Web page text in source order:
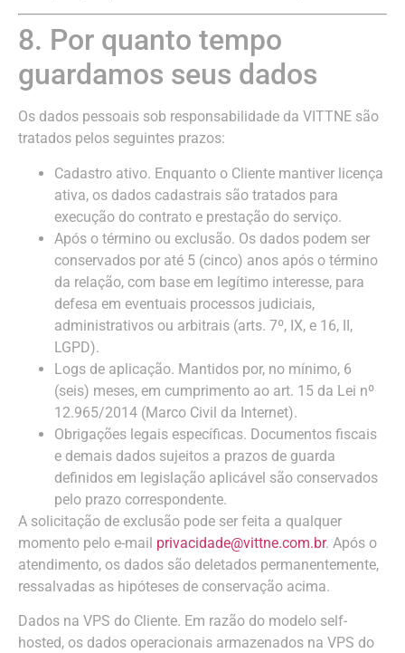
8. Por quanto tempo
guardamos seus dados
Os dados pessoais sob responsabilidade da VITTNE são
tratados pelos seguintes prazos:
Cadastro ativo. Enquanto o Cliente mantiver licença
ativa, os dados cadastrais são tratados para
execução do contrato e prestação do serviço.
Após o término ou exclusão. Os dados podem ser
conservados por até 5 (cinco) anos após o término
da relação, com base em legítimo interesse, para
defesa em eventuais processos judiciais,
administrativos ou arbitrais (arts. 7º, IX, e 16, II,
LGPD).
Logs de aplicação. Mantidos por, no mínimo, 6
(seis) meses, em cumprimento ao art. 15 da Lei nº
12.965/2014 (Marco Civil da Internet).
Obrigações legais específicas. Documentos fiscais
e demais dados sujeitos a prazos de guarda
definidos em legislação aplicável são conservados
pelo prazo correspondente.
A solicitação de exclusão pode ser feita a qualquer
momento pelo e-mail privacidade@vittne.com.br. Após o
atendimento, os dados são deletados permanentemente,
ressalvadas as hipóteses de conservação acima.
Dados na VPS do Cliente. Em razão do modelo self-
hosted, os dados operacionais armazenados na VPS do